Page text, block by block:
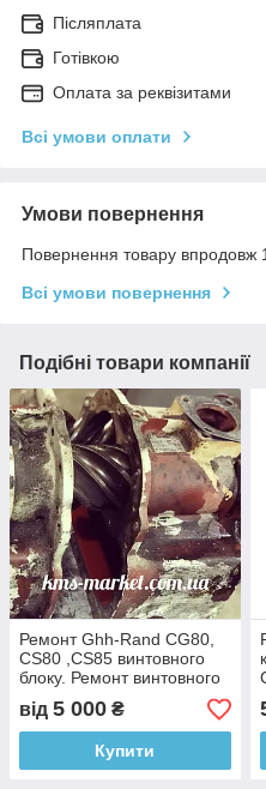
Післяплата
Готівкою
Оплата за реквізитами
Всі умови оплати
Умови повернення
Повернення товару впродовж
Всі умови повернення
Подібні товари компанії
Ремонт Ghh-Rand CG80,
CS80 ,CS85 винтовного
блоку. Ремонт винтовного
блоку
від 5 000 ₴
Купити